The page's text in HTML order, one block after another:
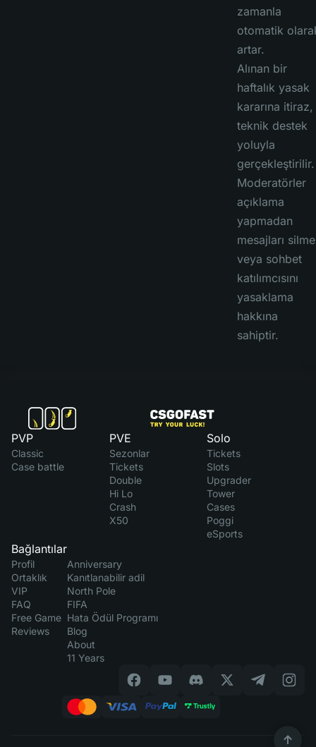
zamanla
otomatik
artar.
Alınan bir
haftalık yasak
kararına itiraz,
teknik destek
yoluyla
gerçekleştirilir.
Moderatörler
açıklama
yapmadan
mesajları silme
veya sohbet
katılımcısını
yasaklama
hakkına
sahiptir.
PVP
Classic
Case battle
PVE
Sezonlar
Tickets
Double
Hi Lo
Crash
X50
Solo
Tickets
Slots
Upgrader
Tower
Cases
Poggi
eSports
Bağlantılar
Profil
Ortaklık
VIP
FAQ
Free Game
Reviews
Anniversary
Kanıtlanabilir adil
North Pole
FIFA
Hata Ödül Programı
Blog
About
11 Years